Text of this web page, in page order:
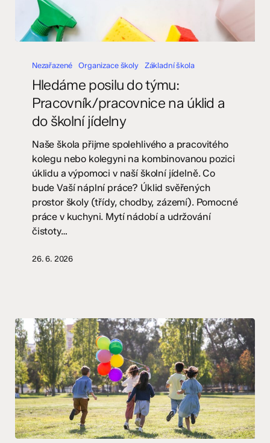
posilu
týmu:
Pracovník/pracovnice
školní
jídelny
Nezařazené Organizace školy Základní škola
Hledáme posilu do týmu:
Pracovník/pracovnice na úklid a
do školní jídelny
Naše škola přijme spolehlivého a pracovitého
kolegu nebo kolegyni na kombinovanou pozici
úklidu a výpomoci v naší školní jídelně. Co
bude Vaší náplní práce? Úklid svěřených
prostor školy (třídy, chodby, zázemí). Pomocné
práce v kuchyni. Mytí nádobí a udržování
čistoty…
26. 6. 2026